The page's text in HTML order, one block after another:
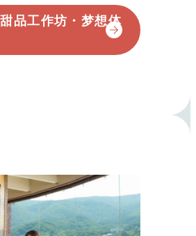
品工作坊・梦想体